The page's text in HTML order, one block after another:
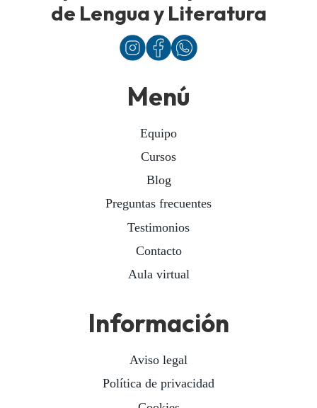
de Lengua y Literatura
Menú
Equipo
Cursos
Blog
Preguntas frecuentes
Testimonios
Contacto
Aula virtual
Información
Aviso legal
Política de privacidad